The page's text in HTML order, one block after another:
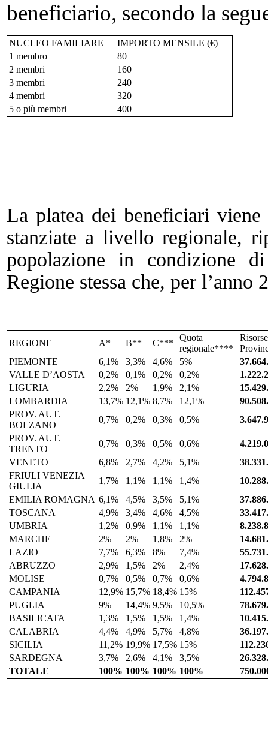
beneficiario, secondo la
NUCLEO FAMILIARE
IMPORTO MENSILE (€)
1 membro
80
2 membri
160
3 membri
240
4 membri
320
5 o più membri
400
La platea dei beneficiari viene
stanziate a livello regionale,
popolazione in condizione
Regione stessa che, per
REGIONE A* B** C***
Quota
regionale****
PIEMONTE
6,1% 3,3% 4,6% 5%
VALLE D’AOSTA
0,2% 0,1% 0,2% 0,2%
LIGURIA
2,2% 2% 1,9% 2,1%
LOMBARDIA
13,7% 12,1% 8,7% 12,1%
PROV. AUT.
BOLZANO
0,7% 0,2% 0,3% 0,5%
PROV. AUT.
TRENTO
0,7% 0,3% 0,5% 0,6%
VENETO
6,8% 2,7% 4,2% 5,1%
FRIULI VENEZIA
GIULIA
1,7% 1,1% 1,1% 1,4%
EMILIA ROMAGNA 6,1% 4,5% 3,5% 5,1%
TOSCANA
4,9% 3,4% 4,6% 4,5%
UMBRIA
1,2% 0,9% 1,1% 1,1%
MARCHE
2% 2% 1,8% 2%
LAZIO
7,7% 6,3% 8% 7,4%
ABRUZZO
2,9% 1,5% 2% 2,4%
MOLISE
0,7% 0,5% 0,7% 0,6%
CAMPANIA
12,9% 15,7% 18,4% 15%
PUGLIA
9% 14,4% 9,5% 10,5%
BASILICATA
1,3% 1,5% 1,5% 1,4%
CALABRIA
4,4% 4,9% 5,7% 4,8%
SICILIA
11,2% 19,9% 17,5% 15%
SARDEGNA
3,7% 2,6% 4,1% 3,5%
TOTALE
100% 100% 100% 100%